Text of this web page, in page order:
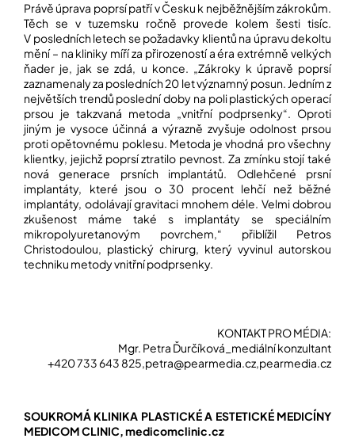
Právě úprava poprsí patří v Česku k nejběžnějším zákrokům.
Těch se v tuzemsku ročně provede kolem šesti tisíc.
V posledních letech se požadavky klientů na úpravu dekoltu
mění – na kliniky míří za přirozeností a éra extrémně velkých
ňader je, jak se zdá, u konce. „Zákroky k úpravě poprsí
zaznamenaly za posledních 20 let významný posun. Jedním z
největších trendů poslední doby na poli plastických operací
prsou je takzvaná metoda „vnitřní podprsenky“. Oproti
jiným je vysoce účinná a výrazně zvyšuje odolnost prsou
proti opětovnému poklesu. Metoda je vhodná pro všechny
klientky, jejichž poprsí ztratilo pevnost. Za zmínku stojí také
nová generace prsních implantátů. Odlehčené prsní
implantáty, které jsou o 30 procent lehčí než běžné
implantáty, odolávají gravitaci mnohem déle. Velmi dobrou
zkušenost máme také s implantáty se speciálním
mikropolyuretanovým povrchem,“ přiblížil Petros
Christodoulou, plastický chirurg, který vyvinul autorskou
techniku metody vnitřní podprsenky.
KONTAKT PRO MÉDIA:
Mgr. Petra Ďurčíková_mediální konzultant
+420 733 643 825,petra@pearmedia.cz,pearmedia.cz
SOUKROMÁ KLINIKA PLASTICKÉ A ESTETICKÉ MEDICÍNY
MEDICOM CLINIC, medicomclinic.cz